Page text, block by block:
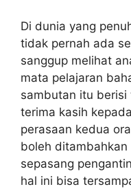
Di dunia yang
tidak pernah ada
sanggup melihat
mata pelajaran
sambutan itu berisi
terima kasih
perasaan kedua
boleh
sepasang
hal ini bisa